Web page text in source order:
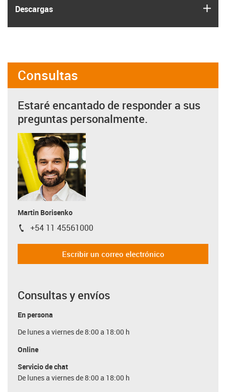
Descargas
Consultas
Estaré encantado de responder a sus
preguntas personalmente.
Martin Borisenko
igus-icon-phone
+54 11 45561000
Escribir un correo electrónico
Consultas y envíos
En persona
De lunes a viernes de 8:00 a 18:00 h
Online
Servicio de chat
De lunes a viernes de 8:00 a 18:00 h